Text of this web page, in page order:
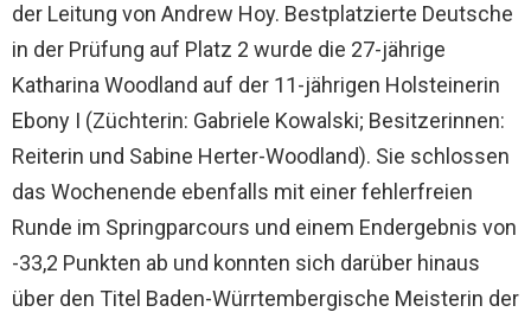
der Leitung von Andrew Hoy. Bestplatzierte Deutsche
in der Prüfung auf Platz 2 wurde die 27-jährige
Katharina Woodland auf der 11-jährigen Holsteinerin
Ebony I (Züchterin: Gabriele Kowalski; Besitzerinnen:
Reiterin und Sabine Herter-Woodland). Sie schlossen
das Wochenende ebenfalls mit einer fehlerfreien
Runde im Springparcours und einem Endergebnis von
-33,2 Punkten ab und konnten sich darüber hinaus
über den Titel Baden-Würrtembergische Meisterin der